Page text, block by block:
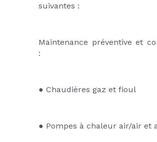
suivantes :
Maintenance préventive et
:
● Chaudières gaz et fioul
● Pompes à chaleur air/air et